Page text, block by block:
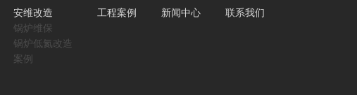
安维改造
锅炉维保
锅炉低氮改造
案例
工程案例 新闻中心 联系我们